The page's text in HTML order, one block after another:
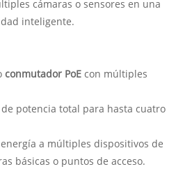
cámaras o sensores en una
inteligente.
conmutador PoE con múltiples
potencia total para hasta cuatro
a múltiples dispositivos de
básicas o puntos de acceso.